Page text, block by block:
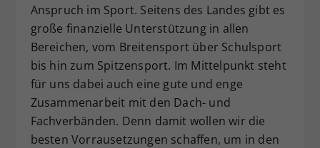
Anspruch im Sport. Seitens des Landes gibt es
große finanzielle Unterstützung in allen
Bereichen, vom Breitensport über Schulsport
bis hin zum Spitzensport. Im Mittelpunkt steht
für uns dabei auch eine gute und enge
Zusammenarbeit mit den Dach- und
Fachverbänden. Denn damit wollen wir die
besten Vorrausetzungen schaffen, um in den